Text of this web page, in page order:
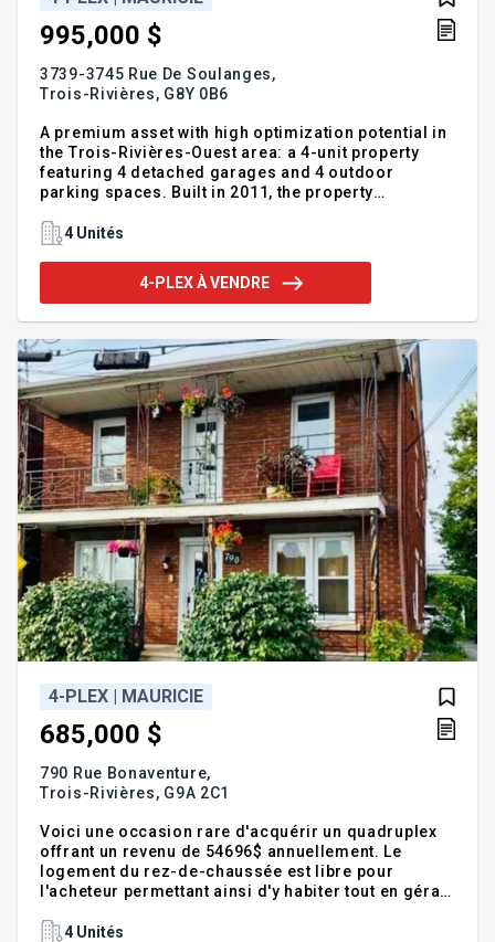
995,000 $
3739-3745 Rue De Soulanges,
Trois-Rivières, G8Y 0B6
A premium asset with high optimization potential in
the Trois-Rivières-Ouest area: a 4-unit property
featuring 4 detached garages and 4 outdoor
parking spaces. Built in 2011, the property
1st) from 4 X 5½-room units; tenants pay for their
wall-mounted heat pumps and a 2025 water heater.
The property offers 5,210 sq. ft. of living space on a
$1,500 per unit. Prime location in a desirable neig
4 Unités
4-PLEX À VENDRE
4-PLEX | MAURICIE
685,000 $
790 Rue Bonaventure,
Trois-Rivières, G9A 2C1
Voici une occasion rare d'acquérir un quadruplex
offrant un revenu de 54696$ annuellement. Le
logement du rez-de-chaussée est libre pour
l'acheteur permettant ainsi d'y habiter tout en gérant
garage loué offrant un espace supplémentaire.
4 Unités